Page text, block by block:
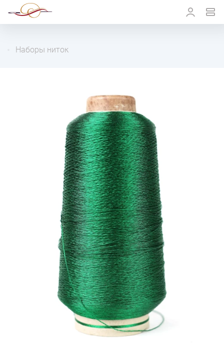
Наборы ниток
1/2
Изображения и цвет представленного товара могут незначительно
отличаться от оригинала продукции, взависимости от разрешения и
настроек вашего монитора, а также условий освещения при съемке
Metallic №4 Lot: 4058 600 г.